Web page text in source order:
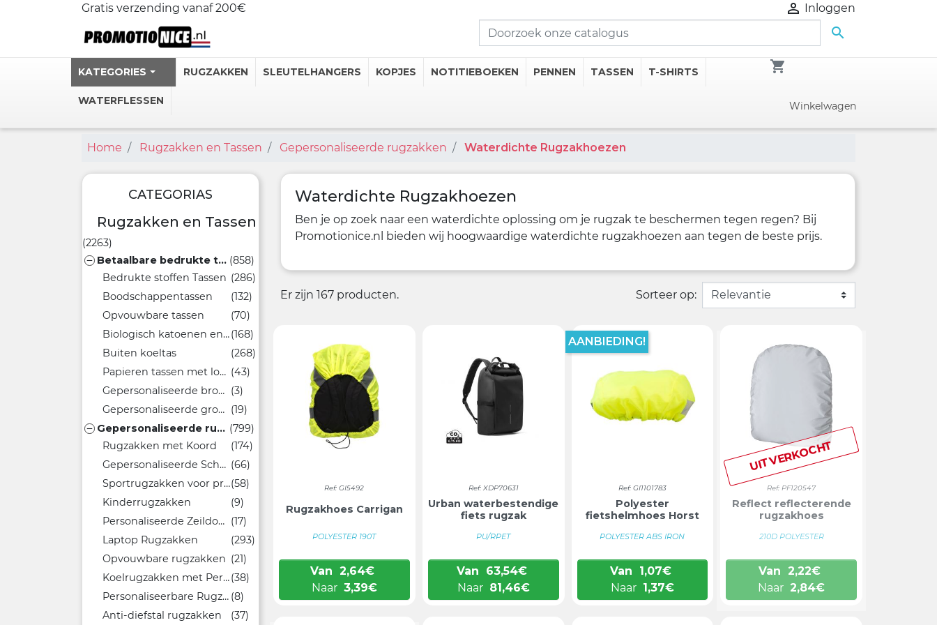
Gratis verzending vanaf 200€  Inloggen

KATEGORIES
Gepersonaliseerde Kopjes
Gepersonaliseerde Thermische Mokken
Personlijke Onderzetters
Heupflessen
Bekijk meer drankcategorieën
RUGZAKKEN SLEUTELHANGERS KOPJES NOTITIEBOEKEN PENNEN TASSEN T-SHIRTS
WATERFLESSEN
shopping_cart
Winkelwagen
Home Rugzakken en Tassen Gepersonaliseerde rugzakken Waterdichte Rugzakhoezen
CATEGORIAS
Rugzakken en Tassen
(2263)
 Betaalbare bedrukte tassen (858)
Bedrukte stoffen Tassen (286)
Boodschappentassen
(132)
Opvouwbare tassen
(70)
Biologisch katoenen en gerecyclede tassen(168)
Buiten koeltas
(268)
Papieren tassen met logo (43)
Gepersonaliseerde broodzakken (3)
Gepersonaliseerde groothandel wijnflessentassen (19)
 Gepersonaliseerde rugzakken (799)
Rugzakken met Koord
(174)
Gepersonaliseerde Schoolrugzakken (66)
Sportrugzakken voor promotieacties(58)
Kinderrugzakken
(9)
Personaliseerde Zeildoek Tassen (17)
Laptop Rugzakken
(293)
Opvouwbare rugzakken (21)
Koelrugzakken met Persoonlijke Bedrukking(38)
Personaliseerbare Rugzakken met Wieltjes voor School (8)
Anti-diefstal rugzakken
(37)
Waterdichte Rugzakhoezen
Ben je op zoek naar een waterdichte oplossing om je rugzak te beschermen tegen regen? Bij
Promotionice.nl bieden wij hoogwaardige waterdichte rugzakhoezen aan tegen de beste prijs.
Er zijn 167 producten. Sorteer op:
Ref: GI5492
Rugzakhoes Carrigan
POLYESTER 190T
Van 2,64€
Naar 3,39€
Ref: XDP70631
Urban waterbestendige
fiets rugzak
PU/RPET
Van 63,54€
Naar 81,46€
Ref: GI1101783
Polyester
fietshelmhoes Horst
POLYESTER ABS IRON
Van 1,07€
Naar 1,37€
AANBIEDING!
UITVERKOCHT
Ref: PF120547
Reflect reflecterende
rugzakhoes
210D POLYESTER
Van 2,22€
Naar 2,84€